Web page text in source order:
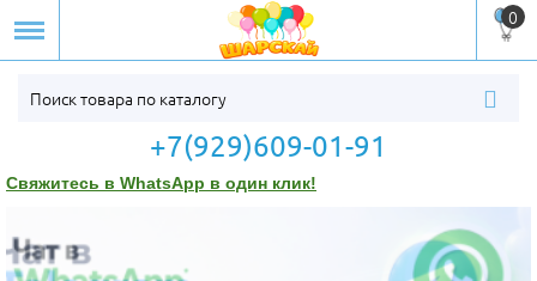
0
+7(929)609-01-91
Свяжитесь в WhatsApp в один клик!